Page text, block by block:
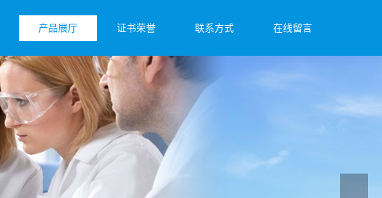
产品展厅 证书荣誉 联系方式 在线留言